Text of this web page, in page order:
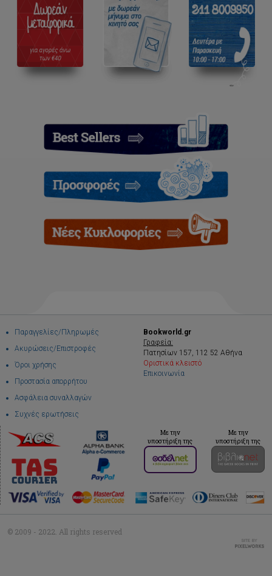
Παραγγελίες/Πληρωμές
Ακυρώσεις/Επιστροφές
Όροι χρήσης
Προστασία απορρήτου
Ασφάλεια συναλλαγών
Συχνές ερωτήσεις
Bookworld.gr
Γραφεία:
Πατησίων 157, 112 52 Αθήνα
Οριστικά κλειστό
Επικοινωνία
Με την
υποστήριξη της
Με την
υποστήριξη της
© 2009 - 2022. All rights reserved